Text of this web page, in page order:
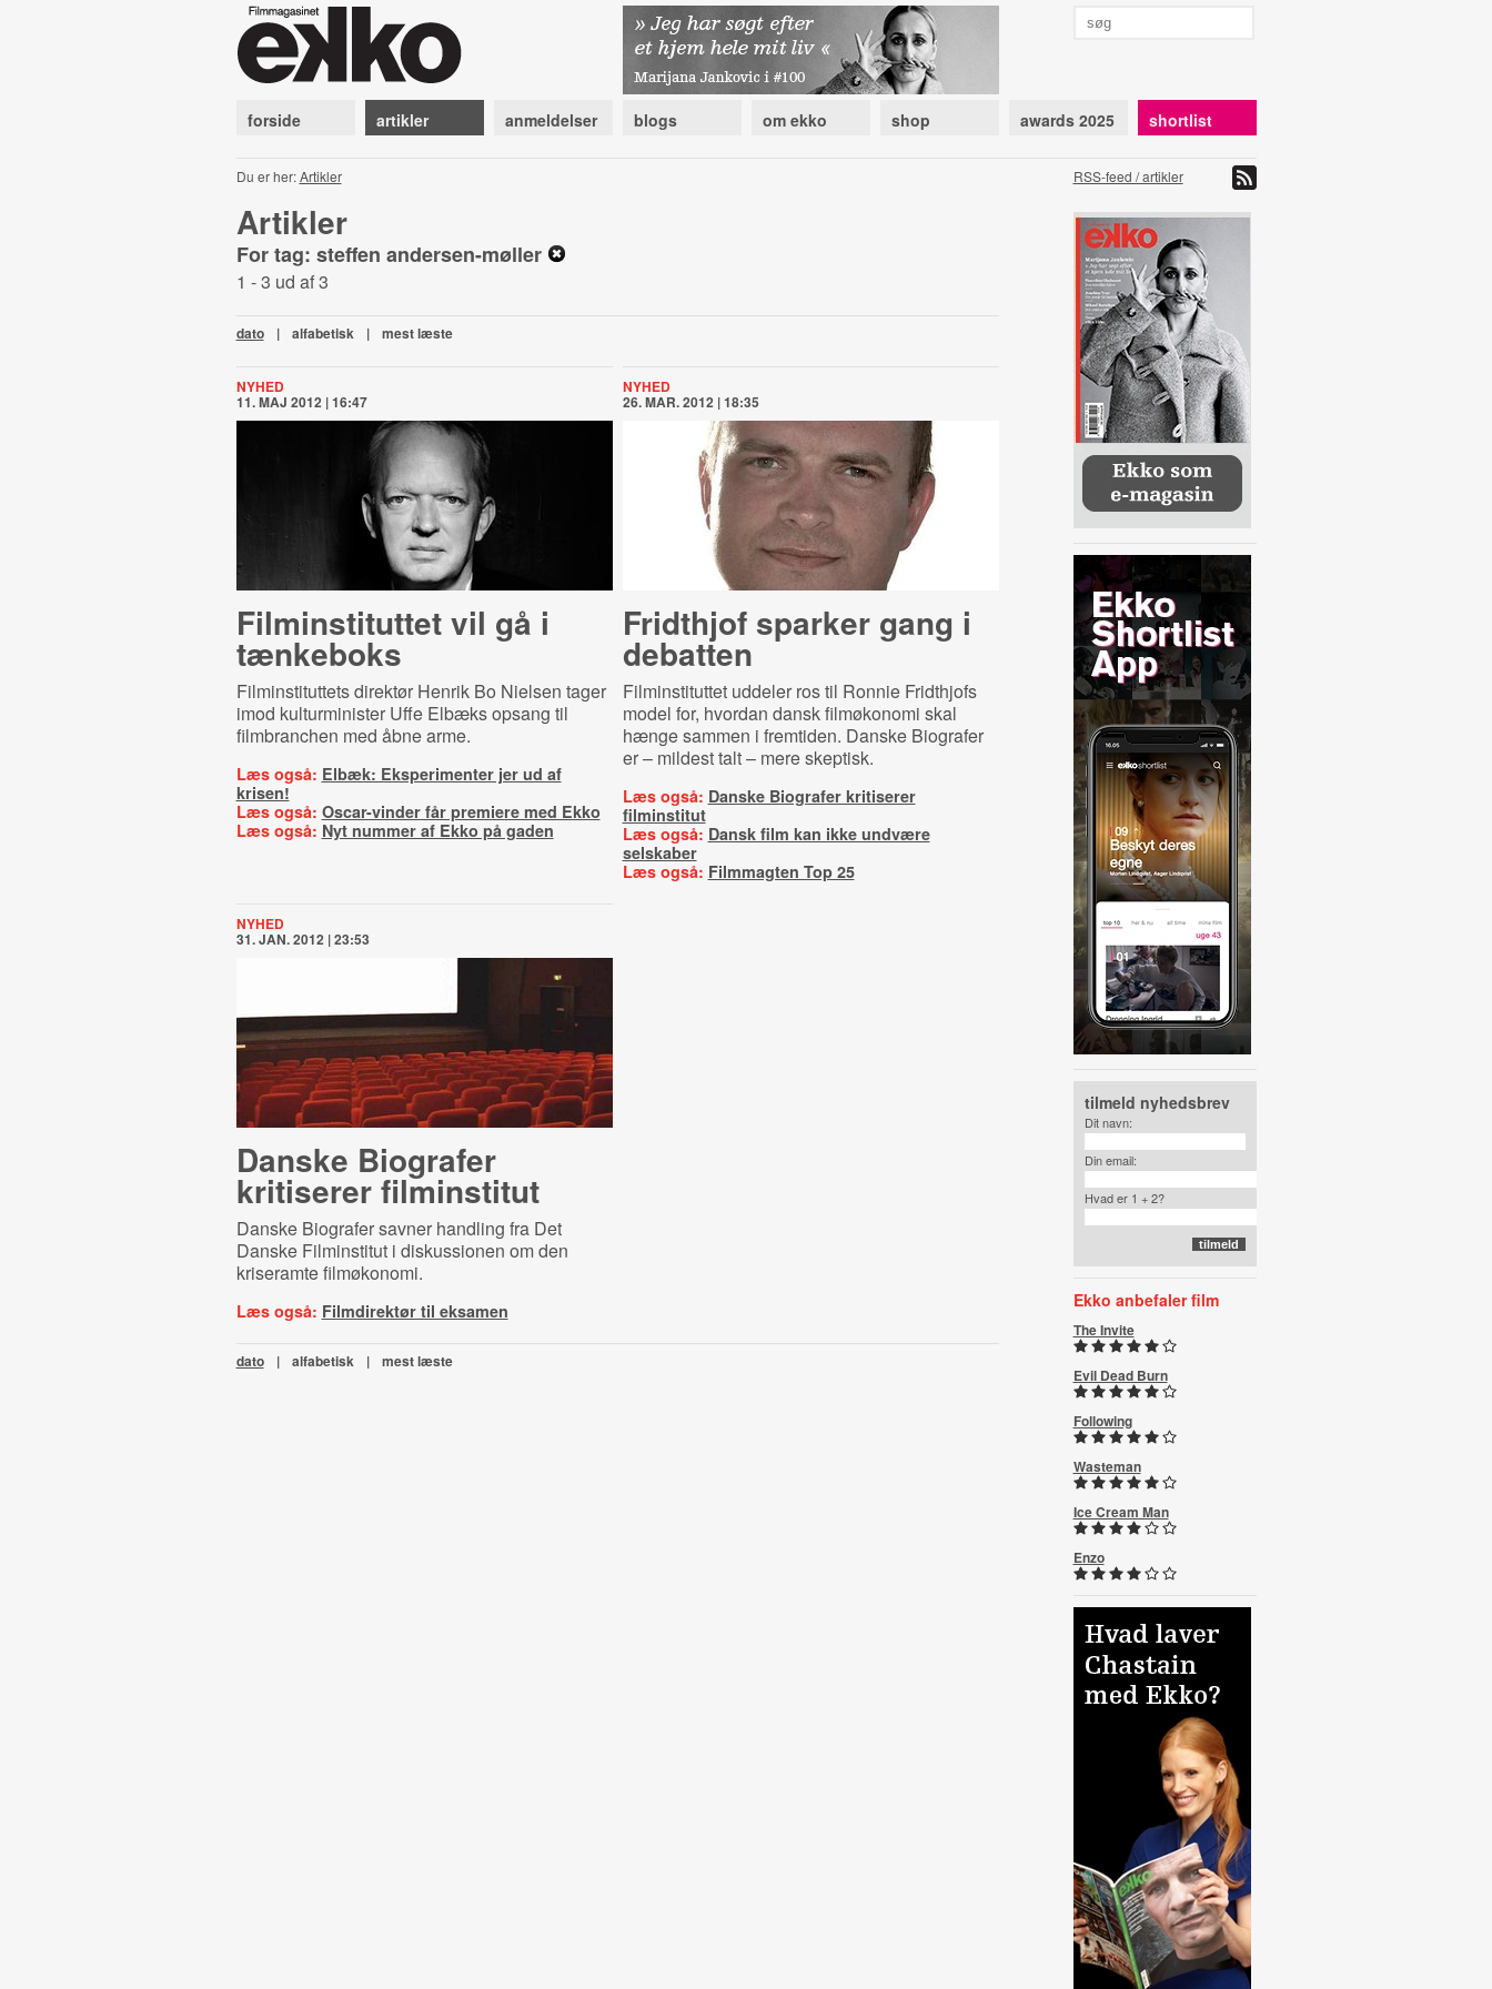
forside artikler anmeldelser blogs om ekko shop awards 2025 shortlist
Du er her:Artikler RSS-feed / artikler
Artikler
For tag: steffen andersen-møller
1 - 3 ud af 3
dato | alfabetisk | mest læste
NYHED
11. MAJ 2012 | 16:47
Fil­min­sti­tut­tet vil gå i
tænkeboks
Filminstituttets direktør Henrik Bo Nielsen tager
imod kulturminister Uffe Elbæks opsang til
filmbranchen med åbne arme.
Læs også: Elbæk: Eksperimenter jer ud af
krisen!
Læs også: Oscar-vinder får premiere med Ekko
Læs også: Nyt nummer af Ekko på gaden
NYHED
26. MAR. 2012 | 18:35
Fridthjof sparker gang i
debatten
Filminstituttet uddeler ros til Ronnie Fridthjofs
model for, hvordan dansk filmøkonomi skal
hænge sammen i fremtiden. Danske Biografer
er – mildest talt – mere skeptisk.
Læs også: Danske Biografer kritiserer
filminstitut
Læs også: Dansk film kan ikke undvære
selskaber
Læs også: Filmmagten Top 25
NYHED
31. JAN. 2012 | 23:53
Danske Biografer
kritiserer filminstitut
Danske Biografer savner handling fra Det
Danske Filminstitut i diskussionen om den
kriseramte filmøkonomi.
Læs også: Filmdirektør til eksamen
dato | alfabetisk | mest læste
tilmeld nyhedsbrev
Dit navn:
Din email:
Hvad er 1 + 2?
Ekko anbefaler film
The Invite
Evil Dead Burn
Following
Wasteman
Ice Cream Man
Enzo